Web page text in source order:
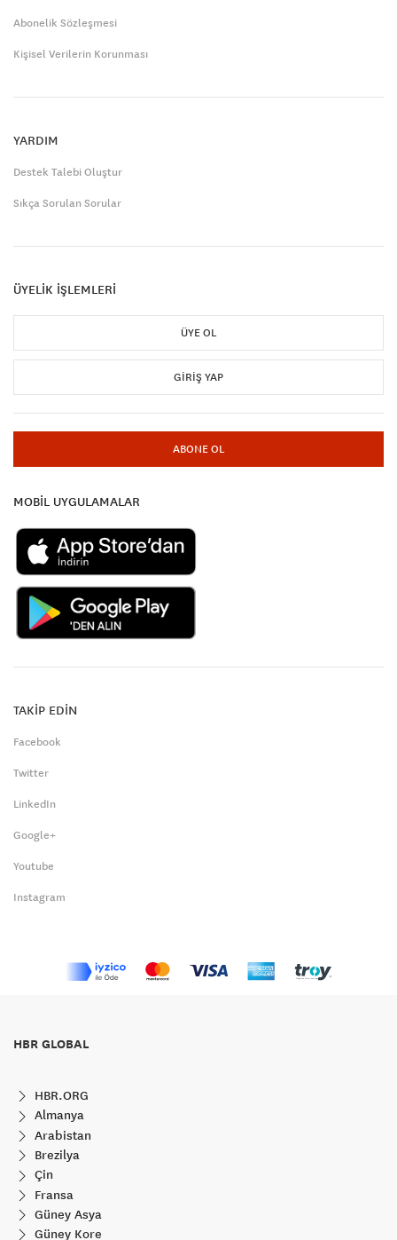
Abonelik Sözleşmesi
Kişisel Verilerin Korunması
YARDIM
Destek Talebi Oluştur
Sıkça Sorulan Sorular
ÜYELİK İŞLEMLERİ
ÜYE OL
GIRIŞ YAP
ABONE OL
MOBİL UYGULAMALAR
TAKİP EDİN
Facebook
Twitter
LinkedIn
Google+
Youtube
Instagram
HBR GLOBAL
HBR.ORG
Almanya
Arabistan
Brezilya
Çin
Fransa
Güney Asya
Güney Kore